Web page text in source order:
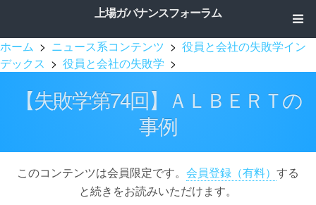
上場ガバナンスフォーラム
ホーム > ニュース系コンテンツ > 役員と会社の失敗学イン
デックス > 役員と会社の失敗学 >
【失敗学第74回】ＡＬＢＥＲＴの
事例
このコンテンツは会員限定です。 会員登録（有料） する
と続きをお読みいただけます。